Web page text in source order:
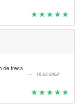
de fresa
15-05-2008